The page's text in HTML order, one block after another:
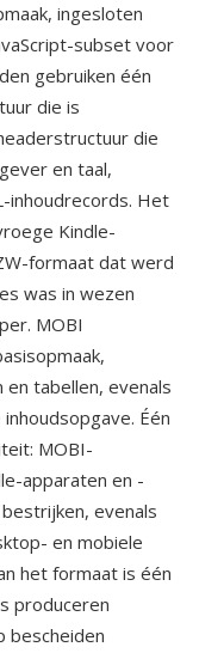
ingesloten
subset voor
gebruiken één
die is
die
en taal,
inhoudrecords. Het
Kindle-
formaat dat werd
was in wezen
MOBI
tabellen, evenals
Één
MOBI-
apparaten en -
evenals
en mobiele
het formaat is één
produceren
bescheiden